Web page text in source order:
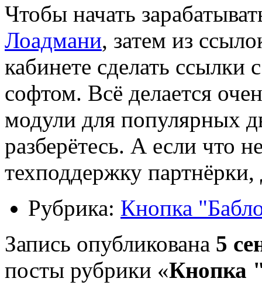
Чтобы начать
Лоадмани, затем из
кабинете сделать
софтом. Всё делается
модули для популярных
разберётесь. А если что
техподдержку
Рубрика: Кнопка
Запись опубликована 5
посты рубрики «Кнопка